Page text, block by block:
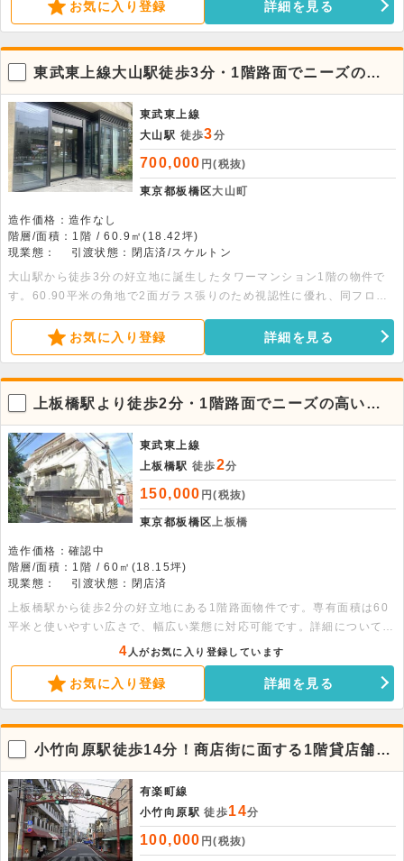
お気に入り登録 詳細を見る
東武東上線大山駅徒歩3分・1階路面でニーズの高
い貸店舗
東武東上線
大山駅 徒歩3分
700,000 円(税抜)
東京都板橋区大山町
造作価格：造作なし
階層/面積：1階 / 60.9㎡(18.42坪)
現業態：
引渡状態：閉店済/スケルトン
大山駅から徒歩3分の好立地に誕生したタワーマンション1階の物件で
す。60.90平米の角地で2面ガラス張りのため視認性に優れ、同フロア
お気に入り登録 詳細を見る
上板橋駅より徒歩2分・1階路面でニーズの高い賃
貸店舗事務所
東武東上線
上板橋駅 徒歩2分
150,000 円(税抜)
東京都板橋区上板橋
造作価格：確認中
階層/面積：1階 / 60㎡(18.15坪)
現業態：
引渡状態：閉店済
上板橋駅から徒歩2分の好立地にある1階路面物件です。専有面積は60
平米と使いやすい広さで、幅広い業態に対応可能です。詳細については
お気軽にお問い合わせください。
4 人がお気に入り登録しています
お気に入り登録 詳細を見る
小竹向原駅徒歩14分！商店街に面する1階貸店舗・
事務所
有楽町線
小竹向原駅 徒歩14分
100,000 円(税抜)